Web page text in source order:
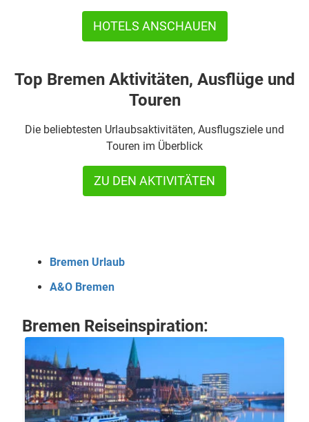
HOTELS ANSCHAUEN
Top Bremen Aktivitäten, Ausflüge und
Touren
Die beliebtesten Urlaubsaktivitäten, Ausflugsziele und
Touren im Überblick
ZU DEN AKTIVITÄTEN
Bremen Urlaub
A&O Bremen
Bremen Reiseinspiration: